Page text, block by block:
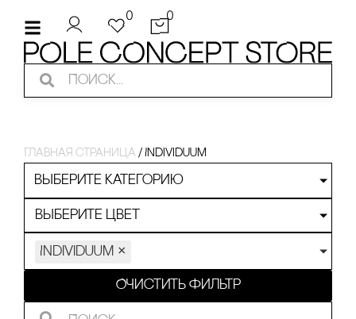
0 0
Главная страница / Individuum
Выберите категорию
Выберите цвет
Individuum ×
Очистить фильтр